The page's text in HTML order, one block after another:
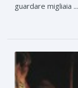
guardare migliaia ...